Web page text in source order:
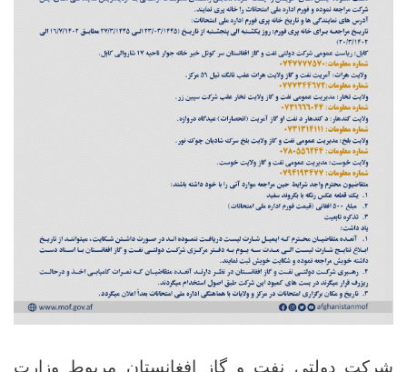
شرکت دولتی نفت و گاز افغانستان مربوط وزارت